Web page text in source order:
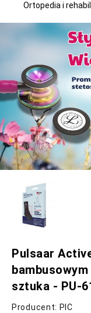
Ortopedia i
Pulsaar
sztuka - PU-
Producent: PIC